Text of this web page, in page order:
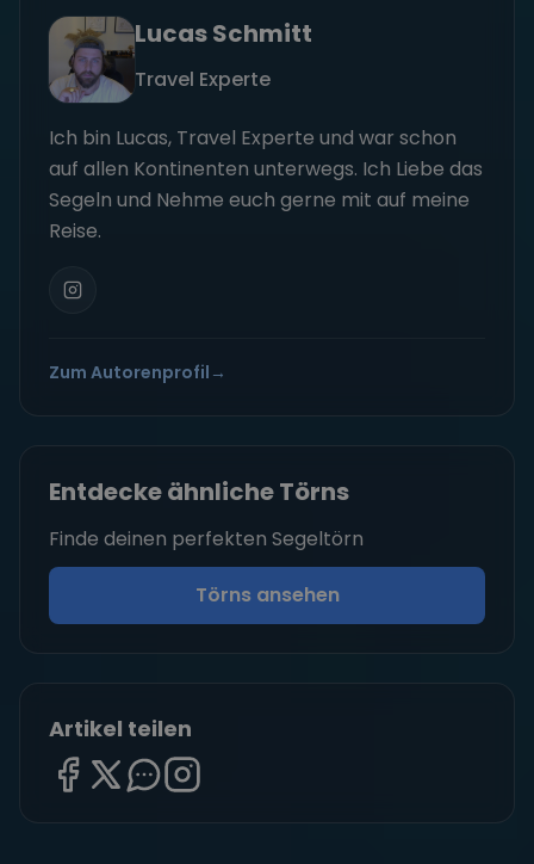
Lucas Schmitt
Travel Experte
Ich bin Lucas, Travel Experte und war schon
auf allen Kontinenten unterwegs. Ich Liebe das
Segeln und Nehme euch gerne mit auf meine
Reise.
Zum Autorenprofil →
Entdecke ähnliche Törns
Finde deinen perfekten Segeltörn
Törns ansehen
Artikel teilen